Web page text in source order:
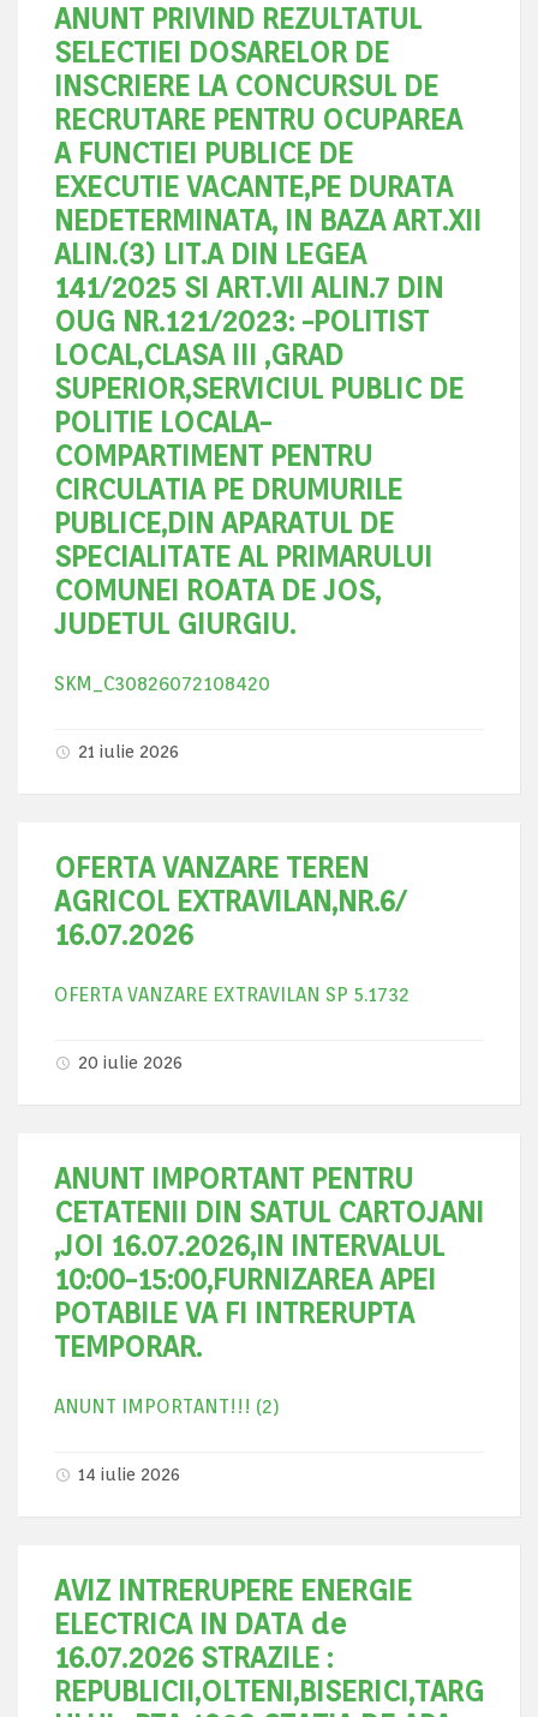
ANUNT PRIVIND REZULTATUL
SELECTIEI DOSARELOR DE
INSCRIERE LA CONCURSUL DE
RECRUTARE PENTRU OCUPAREA
A FUNCTIEI PUBLICE DE
EXECUTIE VACANTE,PE DURATA
NEDETERMINATA, IN BAZA ART.XII
ALIN.(3) LIT.A DIN LEGEA
141/2025 SI ART.VII ALIN.7 DIN
OUG NR.121/2023: -POLITIST
LOCAL,CLASA III ,GRAD
SUPERIOR,SERVICIUL PUBLIC DE
POLITIE LOCALA-
COMPARTIMENT PENTRU
CIRCULATIA PE DRUMURILE
PUBLICE,DIN APARATUL DE
SPECIALITATE AL PRIMARULUI
COMUNEI ROATA DE JOS,
JUDETUL GIURGIU.
SKM_C30826072108420
21 iulie 2026
OFERTA VANZARE TEREN
AGRICOL EXTRAVILAN,NR.6/
16.07.2026
OFERTA VANZARE EXTRAVILAN SP 5.1732
20 iulie 2026
ANUNT IMPORTANT PENTRU
CETATENII DIN SATUL CARTOJANI
,JOI 16.07.2026,IN INTERVALUL
10:00-15:00,FURNIZAREA APEI
POTABILE VA FI INTRERUPTA
TEMPORAR.
ANUNT IMPORTANT!!! (2)
14 iulie 2026
AVIZ INTRERUPERE ENERGIE
ELECTRICA IN DATA de
16.07.2026 STRAZILE :
REPUBLICII,OLTENI,BISERICI,TARG